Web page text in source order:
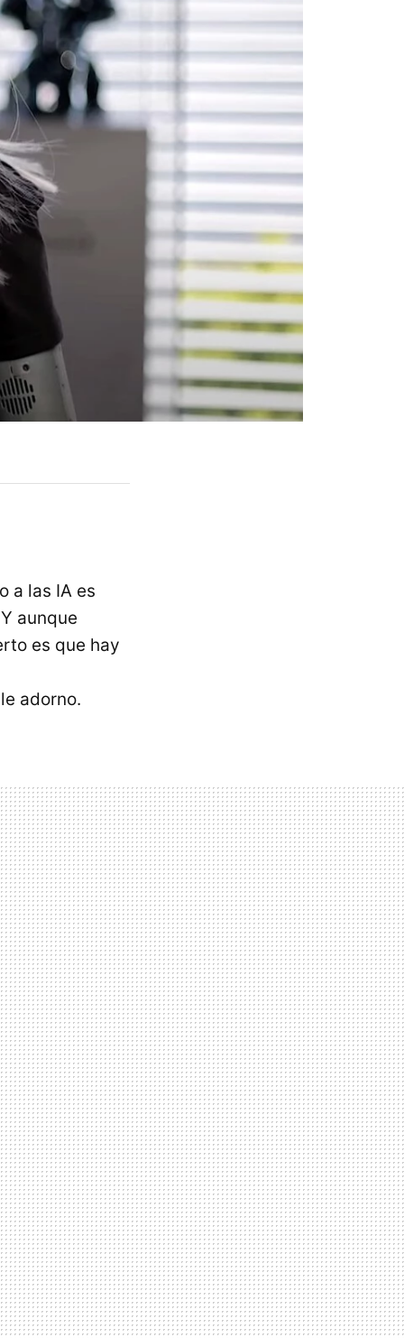
a las IA es
aunque
es que hay
adorno.